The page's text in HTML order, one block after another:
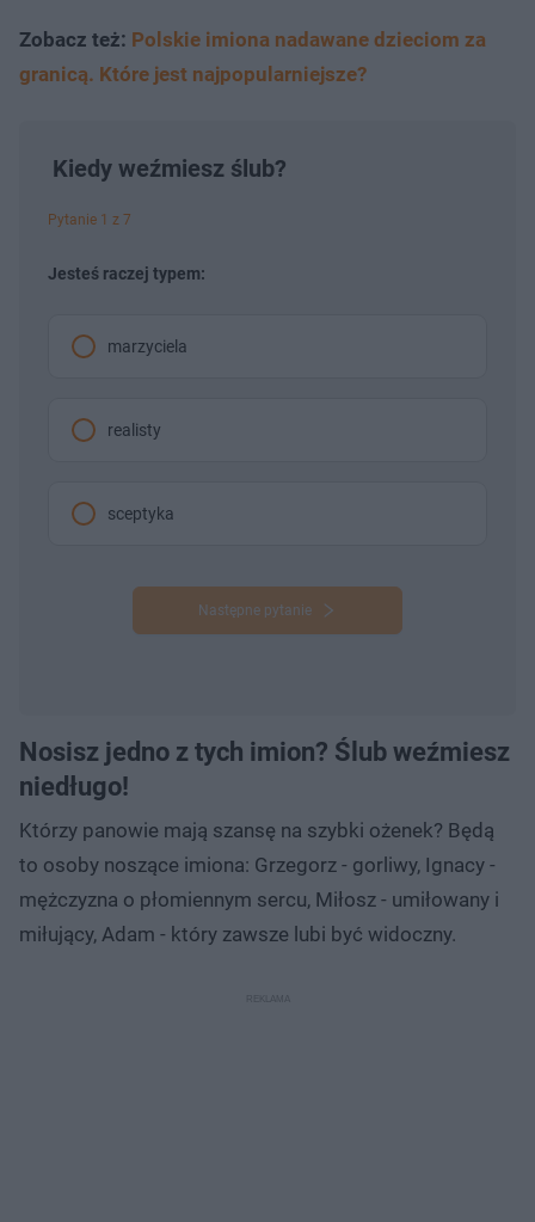
Zobacz też: Polskie imiona nadawane dzieciom za
granicą. Które jest najpopularniejsze?
Kiedy weźmiesz ślub?
Pytanie 1 z 7
Jesteś raczej typem:
marzyciela
realisty
sceptyka
Następne pytanie
Nosisz jedno z tych imion? Ślub weźmiesz
niedługo!
Którzy panowie mają szansę na szybki ożenek? Będą
to osoby noszące imiona: Grzegorz - gorliwy, Ignacy -
mężczyzna o płomiennym sercu, Miłosz - umiłowany i
miłujący, Adam - który zawsze lubi być widoczny.